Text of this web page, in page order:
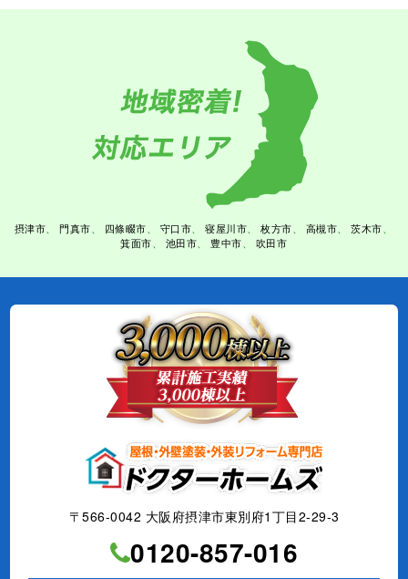
摂津市 門真市 四條畷市 守口市 寝屋川市 枚方市 高槻市
茨木市
箕面市
池田市 豊中市 吹田市
〒566-0042 大阪府摂津市東別府1丁目2-29-3
0120-857-016